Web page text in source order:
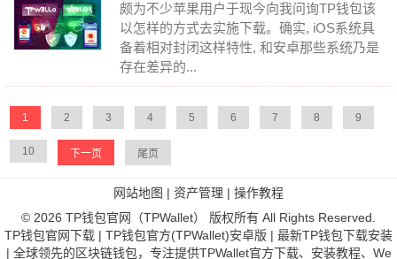
颇为不少苹果用户于现今向我问询TP钱包该
以怎样的方式去实施下载。确实, iOS系统具
备着相对封闭这样特性, 和安卓那些系统乃是
存在差异的...
1 2 3 4 5 6 7 8 9
10 下一页 尾页
网站地图 | 资产管理 | 操作教程
© 2026 TP钱包官网（TPWallet） 版权所有 All Rights Reserved.
TP钱包官网下载 | TP钱包官方(TPWallet)安卓版 | 最新TP钱包下载安装
| 全球领先的区块链钱包，专注提供TPWallet官方下载、安装教程、We